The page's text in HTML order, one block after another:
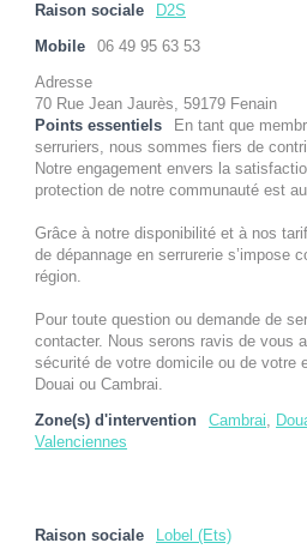
Raison sociale D2S
Mobile 06 49 95 63 53
Adresse
70 Rue Jean Jaurès, 59179 Fenain
Points essentiels
En tant que
serruriers, nous sommes fiers de
Notre engagement envers la
protection de notre communauté est
Grâce à notre disponibilité et à nos
de dépannage en serrurerie s’impose
région.
Pour toute question ou demande de
contacter. Nous serons ravis de vous
sécurité de votre domicile ou de votre
Douai ou Cambrai.
Zone(s) d'intervention Cambrai,
Valenciennes
Raison sociale Lobel (Ets)